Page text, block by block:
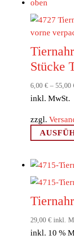
Stücke
6,00 €– 55,00
inkl. MwSt.
zzgl.
29,00 € inkl.
inkl. 10 %